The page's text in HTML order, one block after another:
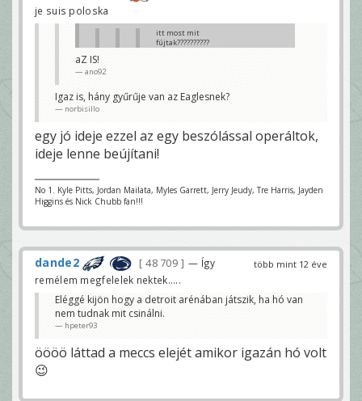
je suis poloska
itt most mit
fújtak??????????
Mint a múlt héten, a topicotokban meg ebből
kihoztátok, hogy Eli egy szar irányító.😀
aZ IS!
ano92
Igaz is, hány gyűrűje van az Eaglesnek?
norbisillo
egy jó ideje ezzel az egy beszólással operáltok,
ideje lenne beújítani!
No 1. Kyle Pitts, Jordan Mailata, Myles Garrett, Jerry Jeudy, Tre Harris, Jayden
Higgins és Nick Chubb fan!!!
több mint 12 éve
dande2 48 709
— Így
remélem megfelelek nektek.....
Eléggé kijön hogy a detroit arénában játszik, ha hó van
nem tudnak mit csinálni.
hpeter93
öööö láttad a meccs elejét amikor igazán hó volt
😉